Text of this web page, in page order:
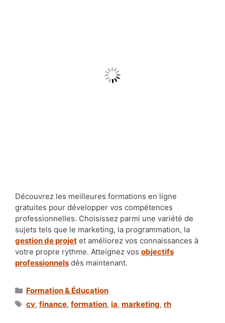
Découvrez les meilleures formations en ligne
gratuites pour développer vos compétences
professionnelles. Choisissez parmi une variété de
sujets tels que le marketing, la programmation, la
gestion de projet et améliorez vos connaissances à
votre propre rythme. Atteignez vos objectifs
professionnels dès maintenant.
Catégories
Formation & Éducation
Étiquettes
cv, finance, formation, ia, marketing, rh